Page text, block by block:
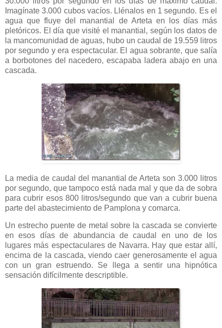
Imagínate 3.000 cubos vacíos. Llénalos en 1 segundo. Es el
agua que fluye del manantial de Arteta en los días más
pletóricos. El día que visité el manantial, según los datos de
la mancomunidad de aguas, hubo un caudal de 19.559 litros
por segundo y era espectacular. El agua sobrante, que salía
a borbotones del nacedero, escapaba ladera abajo en una
cascada.
La media de caudal del manantial de Arteta son 3.000 litros
por segundo, que tampoco está nada mal y que da de sobra
para cubrir esos 800 litros/segundo que van a cubrir buena
parte del abastecimiento de Pamplona y comarca.
Un estrecho puente de metal sobre la cascada se convierte
en esos días de abundancia de caudal en uno de los
lugares más espectaculares de Navarra. Hay que estar allí,
encima de la cascada, viendo caer generosamente el agua
con un gran estruendo. Se llega a sentir una hipnótica
sensación difícilmente descriptible.